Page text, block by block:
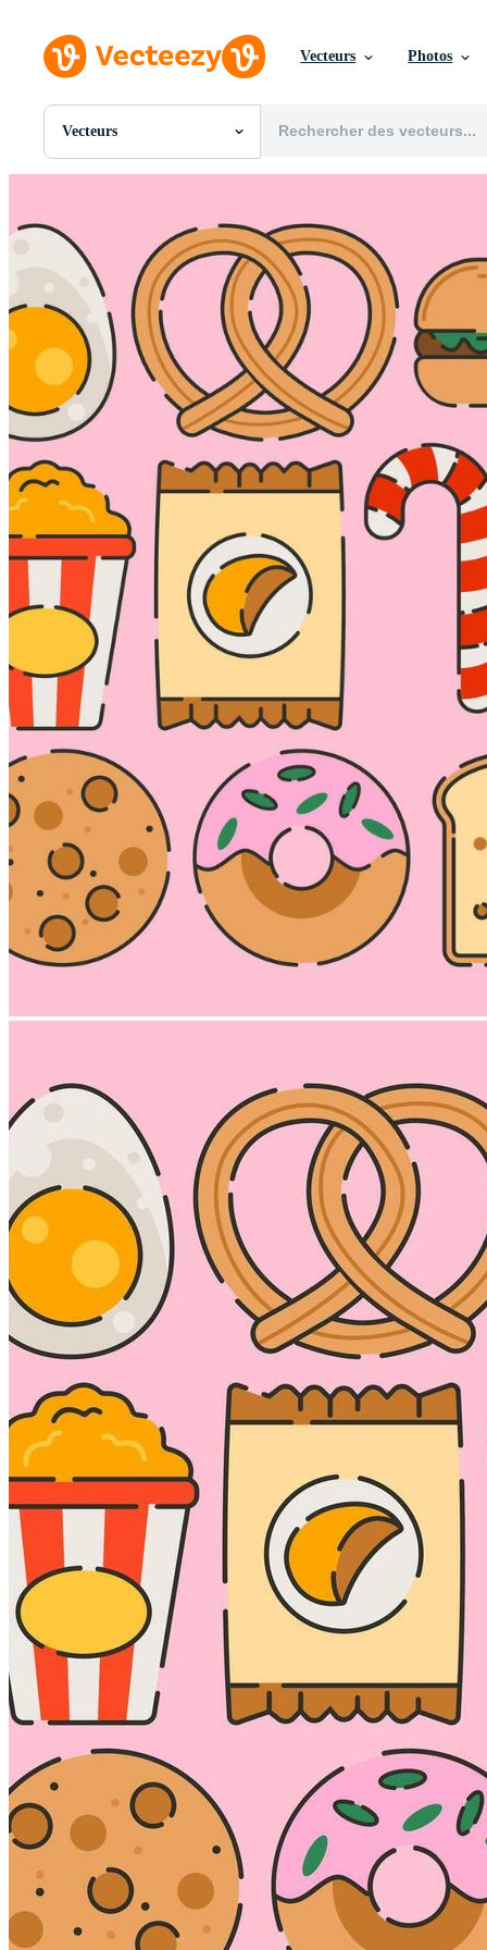
Vecteurs Photos
Vecteurs
Toutes Images
Modèles
Vecteurs
Vidéos
Motion graphics
Images Éditoriales
Événements Éditoriaux